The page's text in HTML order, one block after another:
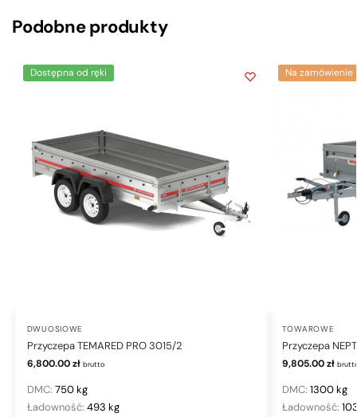
Podobne produkty
Dostępna od ręki
DWUOSIOWE
Przyczepa TEMARED PRO 3015/2
6,800.00zł brutto
DMC: 750 kg
Ładowność: 493 kg
Na zamówienie
TOWAROWE
Przyczepa
9,805.00zł
DMC: 1300 kg
Ładowność: